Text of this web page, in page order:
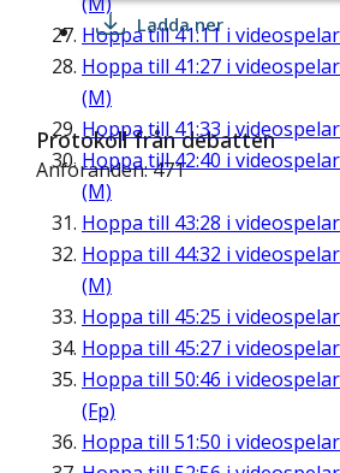
Hoppa till41:11 i
Hoppa till 41:27 i
(M)
Hoppa till 41:33 i
Hoppa till42:40 i
(M)
Hoppa till 43:28 i
Hoppa till 44:32 i
(M)
Hoppa till 45:25 i
Hoppa till 45:27 i
Hoppa till 50:46 i
(Fp)
Hoppa till 51:50 i
Ladda ner
Protokoll från debatten
Anföranden: 471